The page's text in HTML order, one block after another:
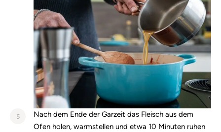
5
Nach dem Ende der Garzeit das Fleisch aus dem
Ofen holen, warmstellen und etwa 10 Minuten ruhen